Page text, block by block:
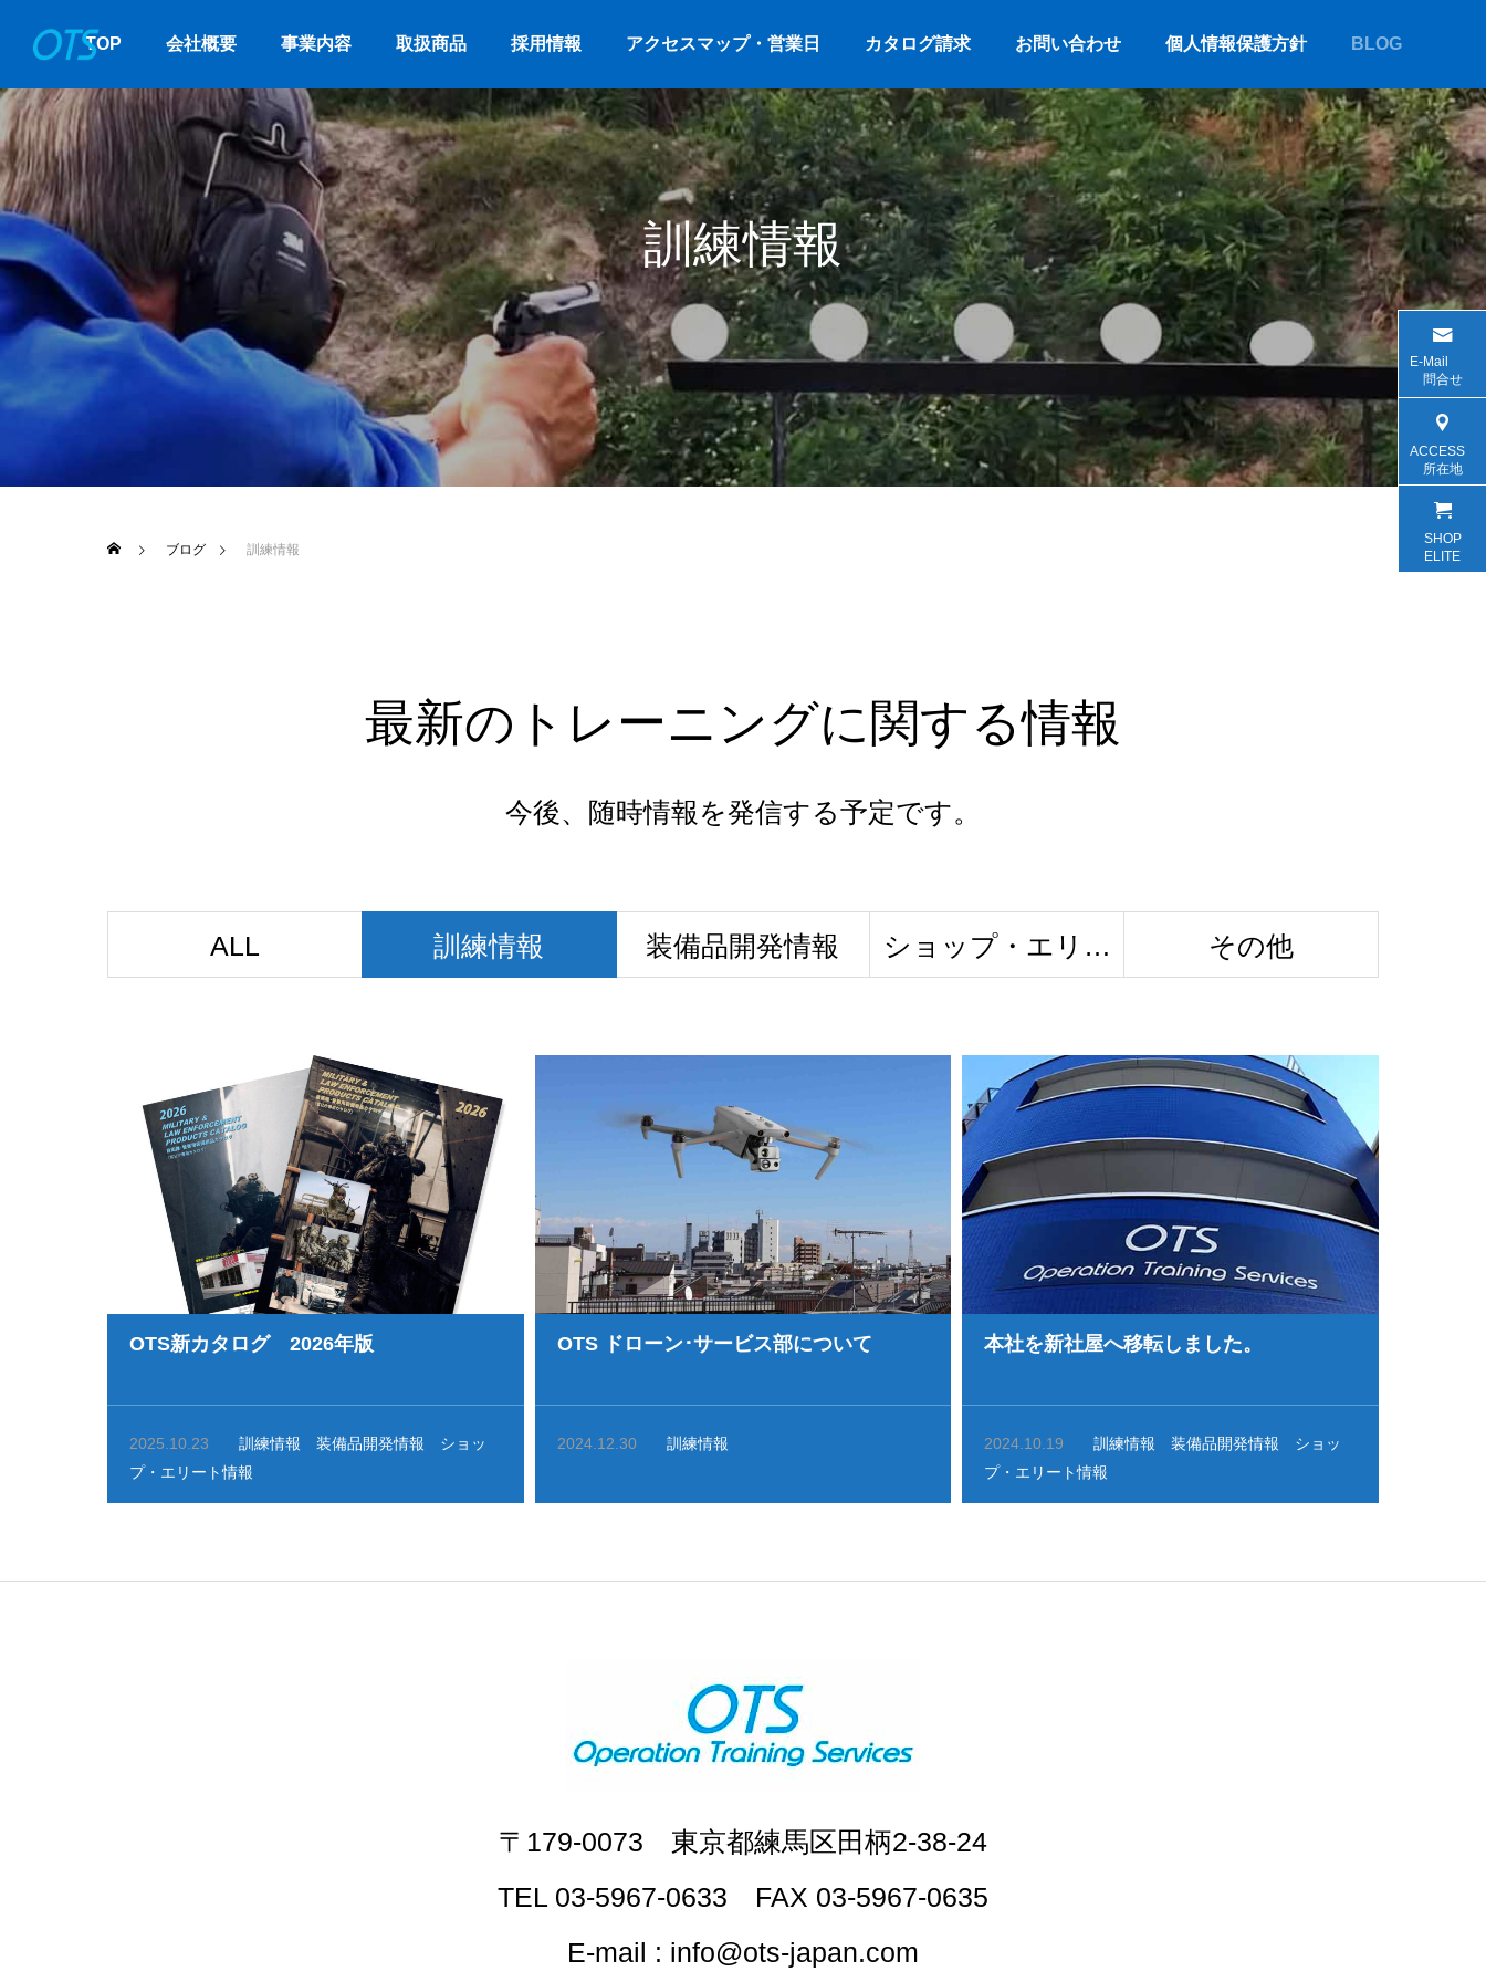
TOP 会社概要 事業内容 取扱商品 採用情報 アクセスマップ・営業日 カタログ請求 お問い合わせ 個人情報保護方針 BLOG
訓練情報
ブログ 訓練情報
最新のトレーニングに関する情報
今後、随時情報を発信する予定です。
ALL 訓練情報 装備品開発情報 ショップ・エリー その他
OTS新カタログ 2026年版
2025.10.23 訓練情報 装備品開発情報
ショッ
プ・エリート情報
OTS ドローン･サービス部について
2024.12.30 訓練情報
本社を新社屋へ移転しました。
2024.10.19 訓練情報 装備品開発情報
ショッ
プ・エリート情報
〒179-0073 東京都練馬区田柄2-38-24
TEL 03-5967-0633 FAX 03-5967-0635
E-mail : info@ots-japan.com
E-Mail
問合せ
ACCESS
所在地
SHOP
ELITE